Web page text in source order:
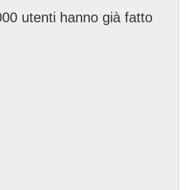
utenti hanno già fatto